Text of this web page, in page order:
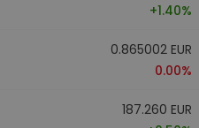
+1.40%
0.865002 EUR
0.00%
187.260 EUR